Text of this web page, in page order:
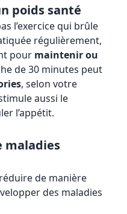
poids santé
l’exercice qui brûle
régulièrement,
pour maintenir ou
de 30 minutes peut
, selon votre
aussi le
l’appétit.
maladies
de manière
des maladies